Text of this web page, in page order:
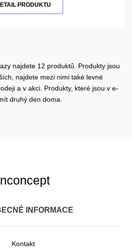
PRODUKTU
najdete 12 produktů. Produkty jsou
najdete mezi nimi také levné
a v akci. Produkty, které jsou v e-
druhý den doma.
INFORMACE
Kontakt